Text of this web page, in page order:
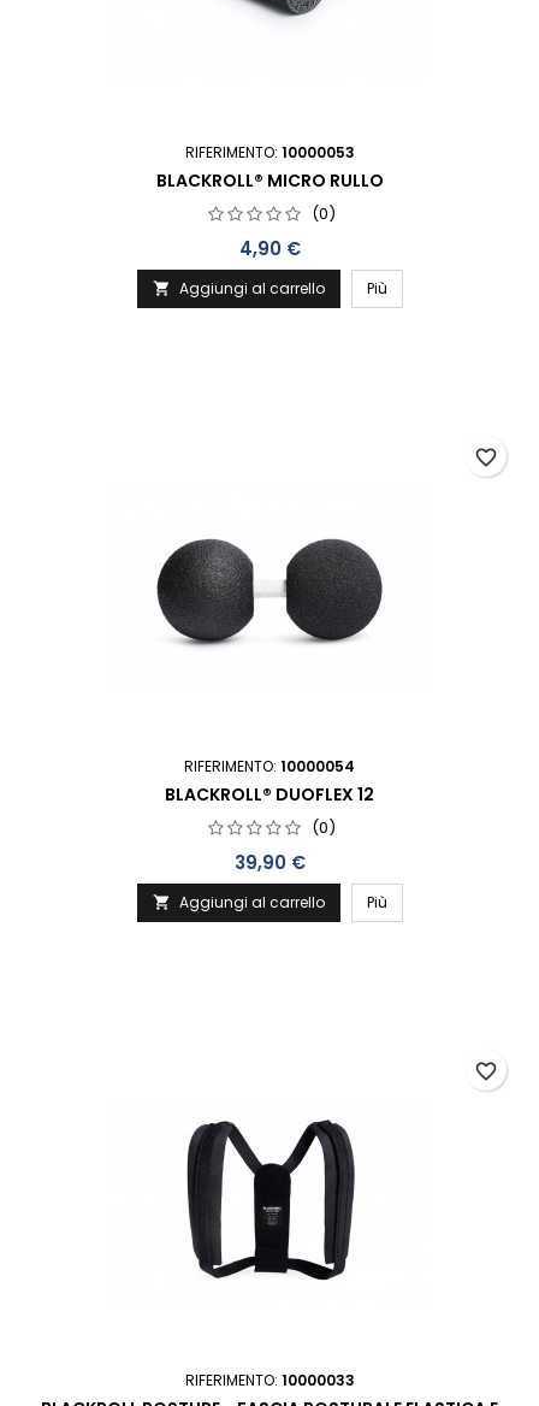
RIFERIMENTO: 10000053
BLACKROLL® MICRO RULLO
(0)
Prezzo
4,90 €
 Aggiungi al carrello Più
RIFERIMENTO: 10000054
BLACKROLL® DUOFLEX 12
(0)
Prezzo
39,90 €
 Aggiungi al carrello Più
favorite_border
RIFERIMENTO: 10000033
favorite_border